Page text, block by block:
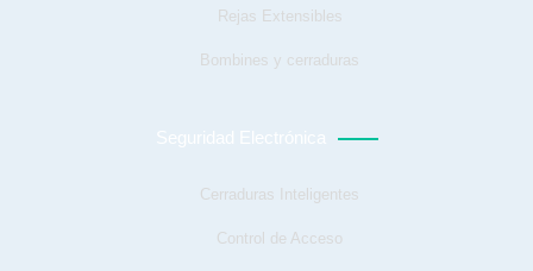
Rejas Extensibles
Bombines y cerraduras
Seguridad Electrónica
Cerraduras Inteligentes
Control de Acceso